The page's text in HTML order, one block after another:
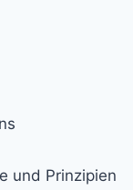
und Prinzipien